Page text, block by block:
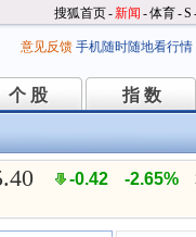
搜狐首页-新闻 -体育-S
意见反馈 手机随时随地看行情
个 股
个 股 指 数
指 数
-0.42 -2.65%